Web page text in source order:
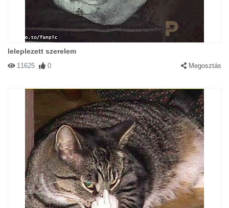
leleplezett szerelem
11625 0 Megosztás